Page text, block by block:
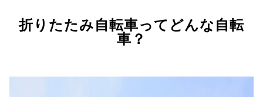
折りたたみ自転車ってどんな自転
車？